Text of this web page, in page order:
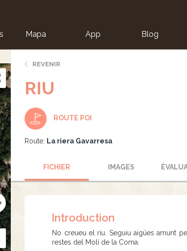
Mapa App Blog
REVENIR
RIU
ROUTE POI
Route: La riera Gavarresa
FICHIER IMAGES
Introduction
No creueu el riu. Seguiu aigües amunt
restes del Molí de la Coma.